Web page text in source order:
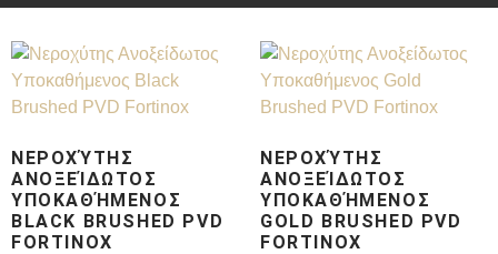
ΝΕΡΟΧΎΤΗΣ
ΑΝΟΞΕΊΔΩΤΟΣ
ΥΠΟΚΑΘΉΜΕΝΟΣ
BLACK BRUSHED PVD
FORTINOX
ΝΕΡΟΧΎΤΗΣ
ΑΝΟΞΕΊΔΩΤΟΣ
ΥΠΟΚΑΘΉΜΕΝΟΣ
GOLD BRUSHED PVD
FORTINOX